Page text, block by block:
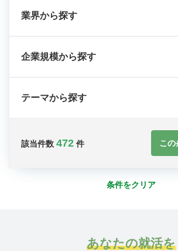
業界から探す
企業規模から探す
テーマから探す
該当件数 472 件 この
条件をクリア
あなたの就活を